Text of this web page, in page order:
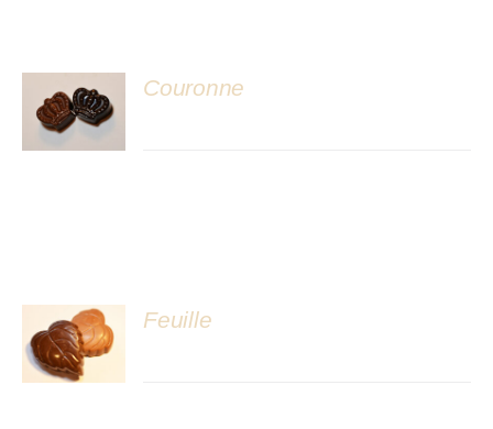
DÉTAILS
Couronne
DÉTAILS
Feuille